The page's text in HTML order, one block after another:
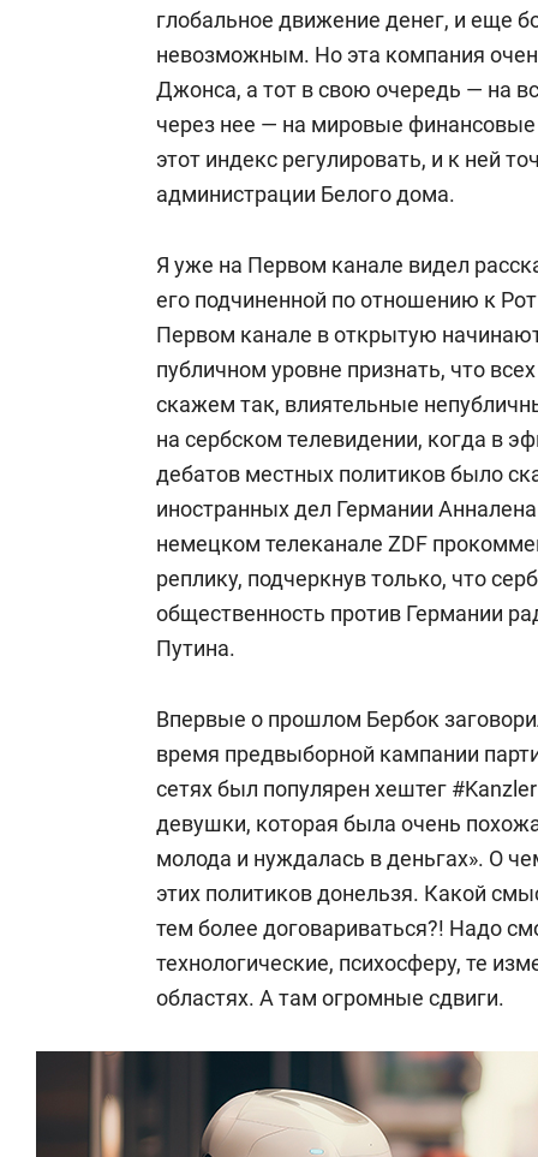
глобальное движение денег, и еще
невозможным. Но эта компания
Джонса, а тот в свою очередь — на
через нее — на мировые
этот индекс регулировать, и к ней
администрации Белого дома.
Я уже на Первом канале видел
его подчиненной по отношению к
Первом канале в открытую
публичном уровне признать, что
скажем так, влиятельные
на сербском телевидении, когда в
дебатов местных политиков было
иностранных дел Германии
немецком телеканале ZDF
реплику, подчеркнув только, что
общественность против Германии
Путина.
Впервые о прошлом Бербок
время предвыборной кампании
сетях был популярен хештег
девушки, которая была очень
молода и нуждалась в деньгах». О
этих политиков донельзя. Какой
тем более договариваться?! Надо
технологические, психосферу, те
областях. А там огромные сдвиги.